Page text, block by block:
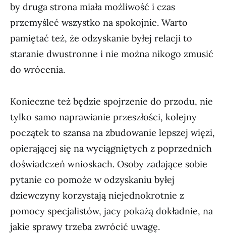
by druga strona miała możliwość i czas
przemyśleć wszystko na spokojnie. Warto
pamiętać też, że odzyskanie byłej relacji to
staranie dwustronne i nie można nikogo zmusić
do wrócenia.
Konieczne też będzie spojrzenie do przodu, nie
tylko samo naprawianie przeszłości, kolejny
początek to szansa na zbudowanie lepszej więzi,
opierającej się na wyciągniętych z poprzednich
doświadczeń wnioskach. Osoby zadające sobie
pytanie co pomoże w odzyskaniu byłej
dziewczyny korzystają niejednokrotnie z
pomocy specjalistów, jacy pokażą dokładnie, na
jakie sprawy trzeba zwrócić uwagę.